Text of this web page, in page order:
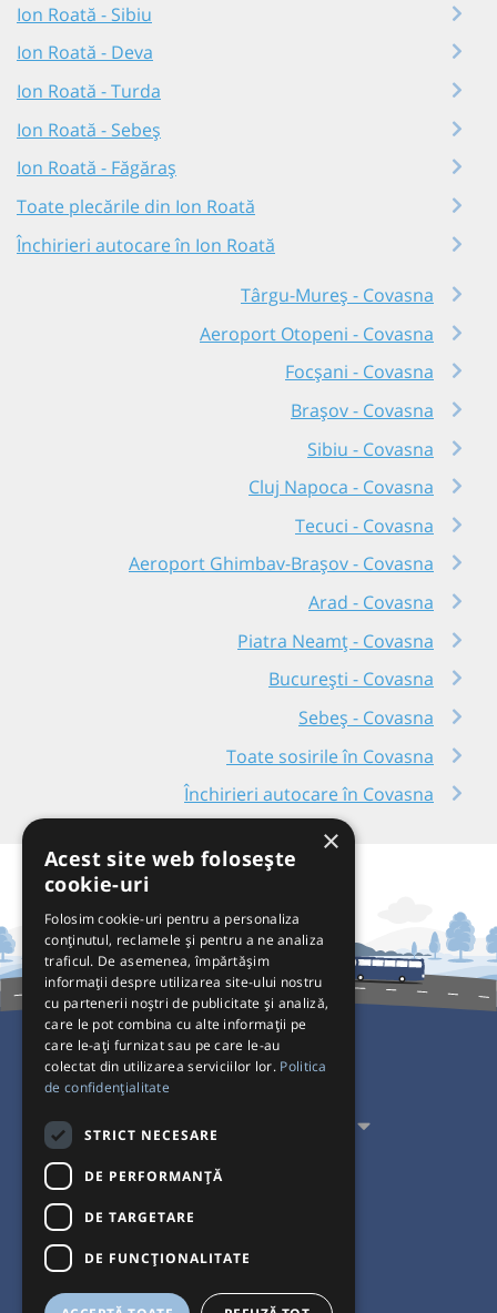
Ion Roată - Sibiu
Ion Roată - Deva
Ion Roată - Turda
Ion Roată - Sebeș
Ion Roată - Făgăraș
Toate plecările din Ion Roată
Închirieri autocare în Ion Roată
Târgu-Mureș - Covasna
Aeroport Otopeni - Covasna
Focșani - Covasna
Brașov - Covasna
Sibiu - Covasna
Cluj Napoca - Covasna
Tecuci - Covasna
Aeroport Ghimbav-Brașov - Covasna
Arad - Covasna
Piatra Neamț - Covasna
București - Covasna
Sebeș - Covasna
Toate sosirile în Covasna
Închirieri autocare în Covasna
Pentru Călători
Pentru Transportatori
Interacționăm
Acceptăm plăți cu
×
Acest site web folosește
cookie-uri
Folosim cookie-uri pentru a personaliza
conținutul, reclamele și pentru a ne analiza
traficul. De asemenea, împărtășim
informații despre utilizarea site-ului nostru
cu partenerii noștri de publicitate și analiză,
care le pot combina cu alte informații pe
care le-ați furnizat sau pe care le-au
colectat din utilizarea serviciilor lor. Politica
de confidențialitate
STRICT NECESARE
DE PERFORMANȚĂ
DE TARGETARE
DE FUNCŢIONALITATE